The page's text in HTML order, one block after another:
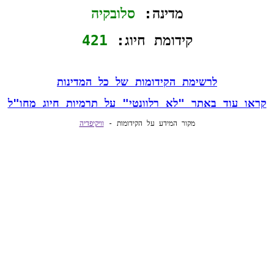
מדינה: סלובקיה
קידומת חיוג: 421
לרשימת הקידומות של כל המדינות
קראו עוד באתר "לא רלוונטי" על תרמיות חיוג מחו"ל
מקור המידע על הקידומות - וויקיפדיה